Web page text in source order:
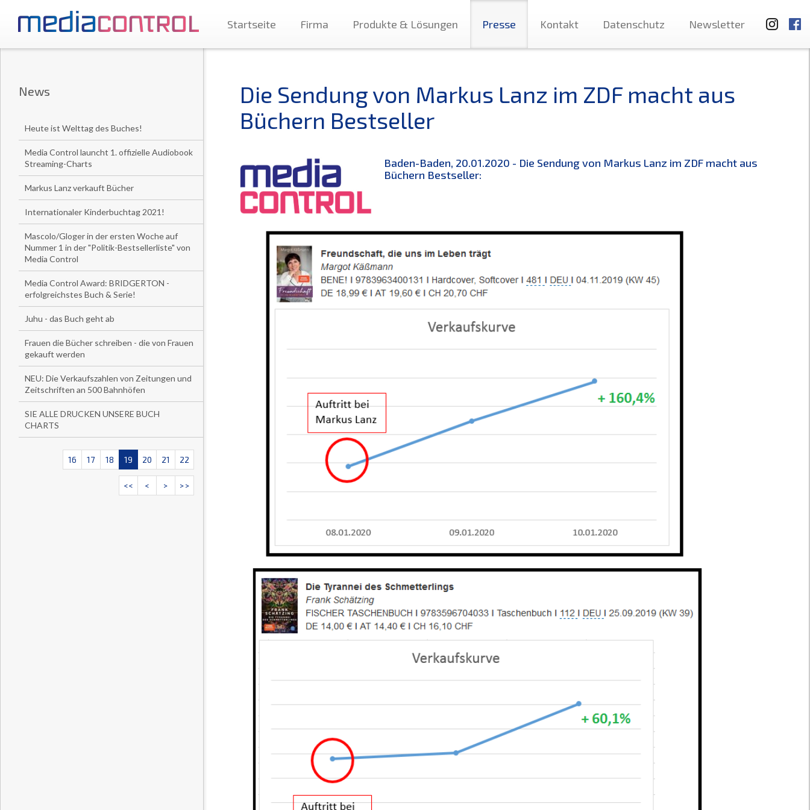
Startseite Firma Produkte & Lösungen Presse Kontakt Datenschutz Newsletter
News
Heute ist Welttag des Buches!
Media Control launcht 1. offizielle Audiobook
Streaming-Charts
Markus Lanz verkauft Bücher
Internationaler Kinderbuchtag 2021!
Mascolo/Gloger in der ersten Woche auf
Nummer 1 in der "Politik-Bestsellerliste" von
Media Control
Media Control Award: BRIDGERTON -
erfolgreichstes Buch & Serie!
Juhu - das Buch geht ab
Frauen die Bücher schreiben - die von Frauen
gekauft werden
NEU: Die Verkaufszahlen von Zeitungen und
Zeitschriften an 500 Bahnhöfen
SIE ALLE DRUCKEN UNSERE BUCH
CHARTS
16 17 18 19 20 21 22
<< < > >>
Die Sendung von Markus Lanz im ZDF macht aus
Büchern Bestseller
Baden-Baden, 20.01.2020 - Die Sendung von Markus Lanz im ZDF macht aus
Büchern Bestseller: